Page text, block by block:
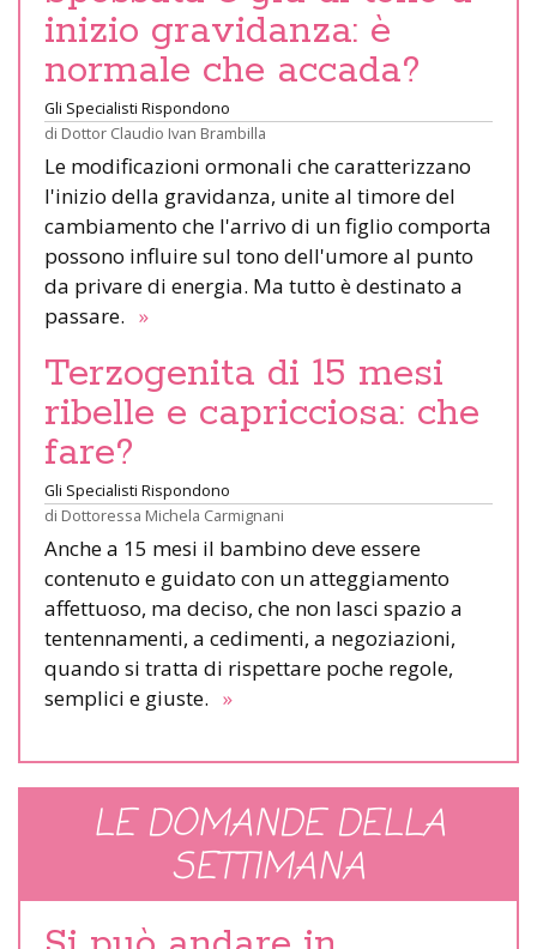
inizio gravidanza: è
normale che accada?
Gli Specialisti Rispondono
di Dottor Claudio Ivan Brambilla
Le modificazioni ormonali che caratterizzano
l'inizio della gravidanza, unite al timore del
cambiamento che l'arrivo di un figlio comporta
possono influire sul tono dell'umore al punto
da privare di energia. Ma tutto è destinato a
passare. »
Terzogenita di 15 mesi
ribelle e capricciosa: che
fare?
Gli Specialisti Rispondono
di Dottoressa Michela Carmignani
Anche a 15 mesi il bambino deve essere
contenuto e guidato con un atteggiamento
affettuoso, ma deciso, che non lasci spazio a
tentennamenti, a cedimenti, a negoziazioni,
quando si tratta di rispettare poche regole,
semplici e giuste. »
LE DOMANDE DELLA
SETTIMANA